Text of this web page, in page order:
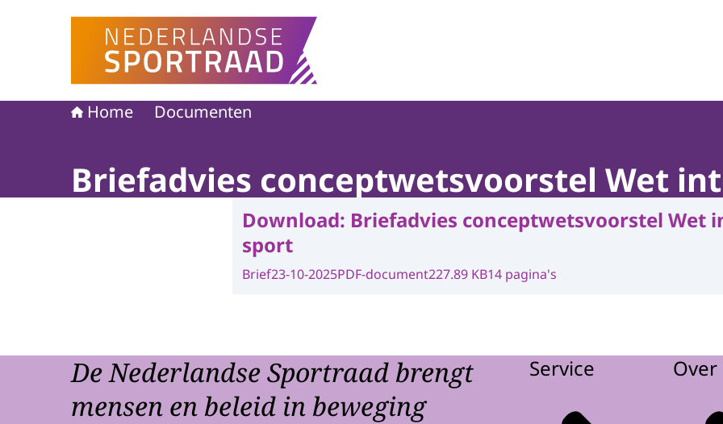
Home Documenten
Briefadvies conceptwetsvoorstel Wet
Download: Briefadvies conceptwetsvoorstel Wet
sport
Brief23-10-2025PDF-document227.89 KB14 pagina's
De Nederlandse Sportraad brengt
mensen en beleid in beweging
Service Over